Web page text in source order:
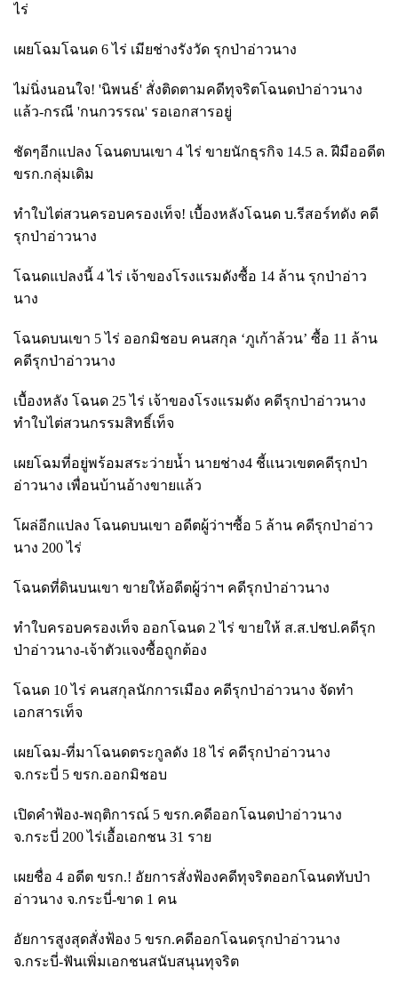
ไร่
เผยโฉมโฉนด 6 ไร่ เมียช่างรังวัด รุกป่าอ่าวนาง
ไม่นิ่งนอนใจ! 'นิพนธ์' สั่งติดตามคดีทุจริตโฉนดป่าอ่าวนาง
แล้ว-กรณี 'กนกวรรณ' รอเอกสารอยู่
ชัดๆอีกแปลง โฉนดบนเขา 4 ไร่ ขายนักธุรกิจ 14.5 ล. ฝีมืออดีต
ขรก.กลุ่มเดิม
ทำใบไต่สวนครอบครองเท็จ! เบื้องหลังโฉนด บ.รีสอร์ทดัง คดี
รุกป่าอ่าวนาง
โฉนดแปลงนี้ 4 ไร่ เจ้าของโรงแรมดังซื้อ 14 ล้าน รุกป่าอ่าว
นาง
โฉนดบนเขา 5 ไร่ ออกมิชอบ คนสกุล ‘ภูเก้าล้วน’ ซื้อ 11 ล้าน
คดีรุกป่าอ่าวนาง
เบื้องหลัง โฉนด 25 ไร่ เจ้าของโรงแรมดัง คดีรุกป่าอ่าวนาง
ทำใบไต่สวนกรรมสิทธิ์เท็จ
เผยโฉมที่อยู่พร้อมสระว่ายน้ำ นายช่าง4 ชี้แนวเขตคดีรุกป่า
อ่าวนาง เพื่อนบ้านอ้างขายแล้ว
โผล่อีกแปลง โฉนดบนเขา อดีตผู้ว่าฯซื้อ 5 ล้าน คดีรุกป่าอ่าว
นาง 200 ไร่
โฉนดที่ดินบนเขา ขายให้อดีตผู้ว่าฯ คดีรุกป่าอ่าวนาง
ทำใบครอบครองเท็จ ออกโฉนด 2 ไร่ ขายให้ ส.ส.ปชป.คดีรุก
ป่าอ่าวนาง-เจ้าตัวแจงซื้อถูกต้อง
โฉนด 10 ไร่ คนสกุลนักการเมือง คดีรุกป่าอ่าวนาง จัดทำ
เอกสารเท็จ
เผยโฉม-ที่มาโฉนดตระกูลดัง 18 ไร่ คดีรุกป่าอ่าวนาง
จ.กระบี่ 5 ขรก.ออกมิชอบ
เปิดคำฟ้อง-พฤติการณ์ 5 ขรก.คดีออกโฉนดป่าอ่าวนาง
จ.กระบี่ 200 ไร่เอื้อเอกชน 31 ราย
เผยชื่อ 4 อดีต ขรก.! อัยการสั่งฟ้องคดีทุจริตออกโฉนดทับป่า
อ่าวนาง จ.กระบี่-ขาด 1 คน
อัยการสูงสุดสั่งฟ้อง 5 ขรก.คดีออกโฉนดรุกป่าอ่าวนาง
จ.กระบี่-ฟันเพิ่มเอกชนสนับสนุนทุจริต